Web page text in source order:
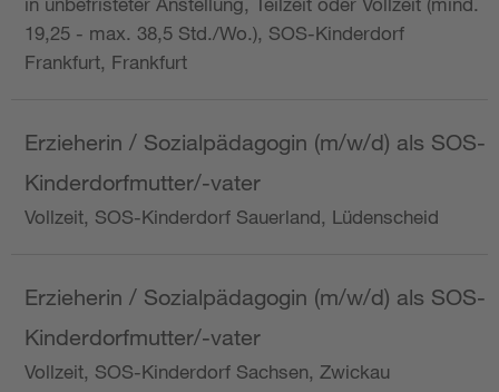
19,25 - max. 38,5 Std./Wo.), SOS-Kinderdorf
Frankfurt, Frankfurt
Erzieherin / Sozialpädagogin (m/w/d) als SOS-
Kinderdorfmutter/-vater
Vollzeit, SOS-Kinderdorf Sauerland, Lüdenscheid
Erzieherin / Sozialpädagogin (m/w/d) als SOS-
Kinderdorfmutter/-vater
Vollzeit, SOS-Kinderdorf Sachsen, Zwickau